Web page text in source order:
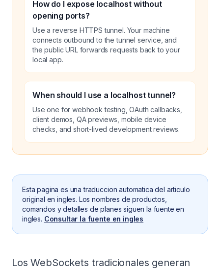
How do I expose localhost without
opening ports?
Use a reverse HTTPS tunnel. Your machine
connects outbound to the tunnel service, and
the public URL forwards requests back to your
local app.
When should I use a localhost tunnel?
Use one for webhook testing, OAuth callbacks,
client demos, QA previews, mobile device
checks, and short-lived development reviews.
Esta pagina es una traduccion automatica del articulo
original en ingles. Los nombres de productos,
comandos y detalles de planes siguen la fuente en
ingles. Consultar la fuente en ingles
Los WebSockets tradicionales generan